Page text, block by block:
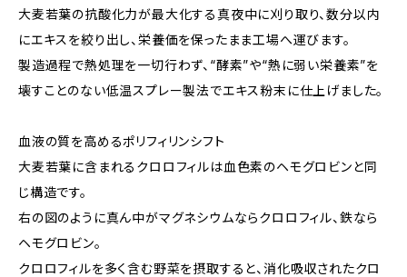
大麦若葉の抗酸化力が最大化する真夜中に刈り取り、数分以内
にエキスを絞り出し、栄養価を保ったまま工場へ運びます。
製造過程で熱処理を一切行わず、“酵素”や“熱に弱い栄養素”を
壊すことのない低温スプレー製法でエキス粉末に仕上げました。
血液の質を高めるポリフィリンシフト
大麦若葉に含まれるクロロフィルは血色素のヘモグロビンと同
じ構造です。
右の図のように真ん中がマグネシウムならクロロフィル、鉄なら
ヘモグロビン。
クロロフィルを多く含む野菜を摂取すると、消化吸収されたクロ